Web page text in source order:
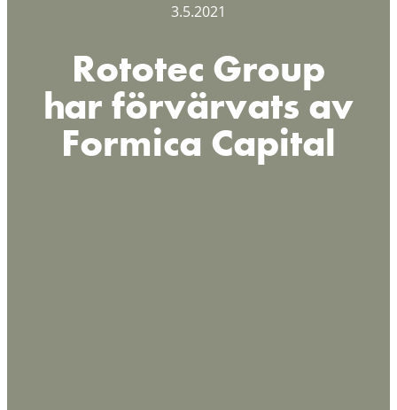
3.5.2021
Rototec Group
har förvärvats av
Formica Capital